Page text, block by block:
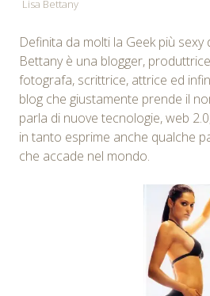
Lisa Bettany
Definita da molti la Geek più sexy
Bettany è una blogger,
fotografa, scrittrice, attrice ed
blog che giustamente prende il
parla di nuove tecnologie, web
in tanto esprime anche qualche
che accade nel mondo.